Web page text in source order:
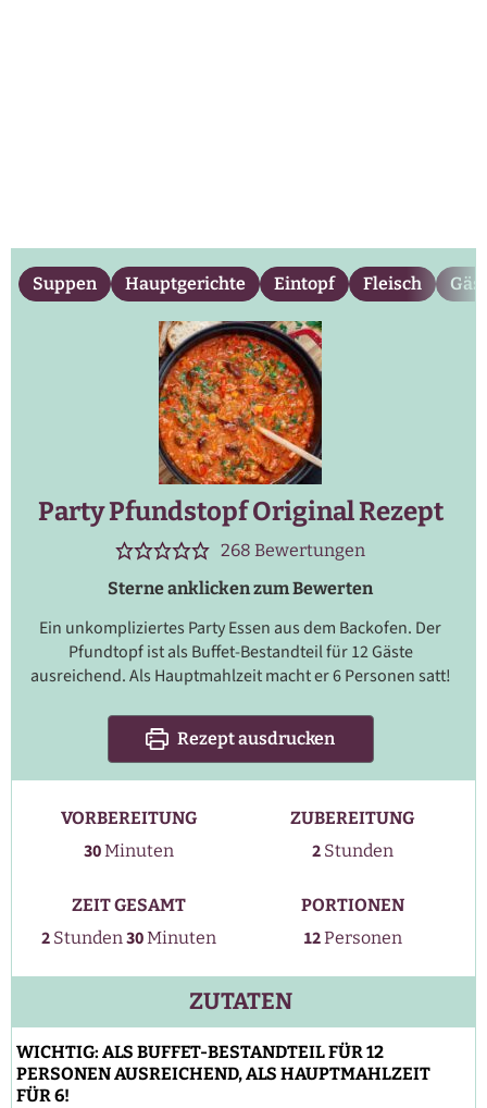
Suppen Hauptgerichte Eintopf Fleisch
Party Pfundstopf Original Rezept
268 Bewertungen
Sterne anklicken zum Bewerten
Ein unkompliziertes Party Essen aus dem Backofen. Der
Pfundtopf ist als Buffet-Bestandteil für 12 Gäste
ausreichend. Als Hauptmahlzeit macht er 6 Personen satt!
Rezept ausdrucken
VORBEREITUNG
30Minuten
Minuten
ZUBEREITUNG
2Stunden
Stunden
ZEIT GESAMT
2Stunden
Stunden30Minuten
Minuten
PORTIONEN
12Personen
ZUTATEN
WICHTIG: ALS BUFFET-BESTANDTEIL FÜR 12
PERSONEN AUSREICHEND, ALS HAUPTMAHLZEIT
FÜR 6!